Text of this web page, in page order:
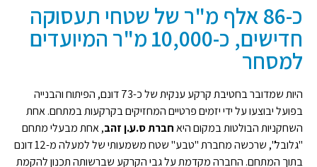
כ-86 אלף מ"ר של שטחי תעסוקה
חדישים, כ-10,000 מ"ר המיועדים
למסחר
היות שמדובר בחטיבת קרקע ענקית של כ-73 דונם, הפיתוח והבנייה
בפועל יבוצעו על ידי יזמים פרטיים המחזיקים בקרקעות במתחם. אחת
השחקניות הבולטות במקום היאחברת ס.ע.ן זהב, אחת מבעלי מתחם
"גלובל", שרכשה מחברת "טבע" שטח משמעותי של למעלה מ-12 דונם
בתוך המתחם. החברה מקדמת על גבי הקרקע שברשותה תכנון להקמת